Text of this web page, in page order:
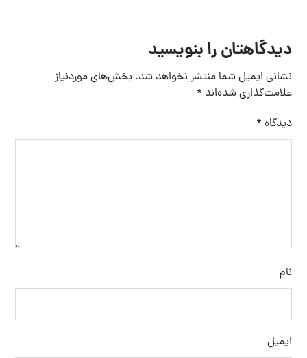
دیدگاهتان را بنویسید
نشانی ایمیل شما منتشر نخواهد شد. بخش‌های موردنیاز
علامت‌گذاری شده‌اند *
دیدگاه *
نام
ایمیل